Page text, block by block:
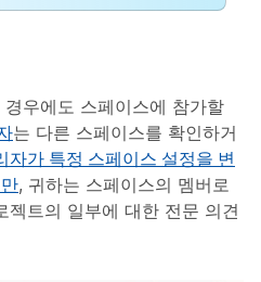
우에도 스페이스에 참가할
는 다른 스페이스를 확인하거
자가 특정 스페이스 설정을 변
, 귀하는 스페이스의 멤버로
젝트의 일부에 대한 전문 의견